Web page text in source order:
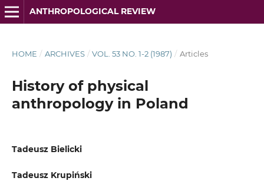
ANTHROPOLOGICAL REVIEW
HOME / ARCHIVES / VOL. 53 NO. 1-2 (1987) / Articles
History of physical
anthropology in Poland
Tadeusz Bielicki
Tadeusz Krupiński